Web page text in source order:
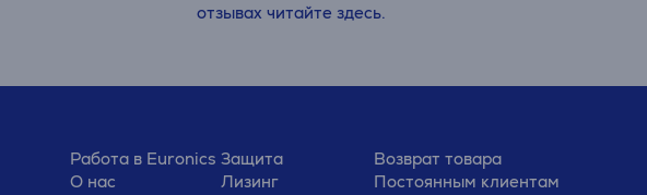
отзывах читайте здесь.
Работа в Euronics
О нас
Защита
Лизинг
Возврат товара
Постоянным клиентам